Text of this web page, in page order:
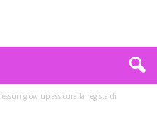
glow up assicura la regista di